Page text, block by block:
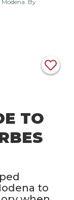
Modena. By
TO
to